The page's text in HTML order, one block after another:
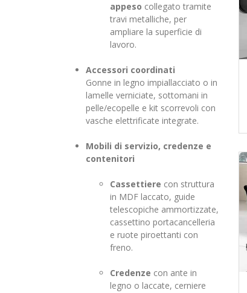
appeso collegato tramite
travi metalliche, per
ampliare la superficie di
lavoro.
Accessori coordinati
Gonne in legno impiallacciato o in
lamelle verniciate, sottomani in
pelle/ecopelle e kit scorrevoli con
vasche elettrificate integrate.
Mobili di servizio, credenze e
contenitori
Cassettiere con struttura
in MDF laccato, guide
telescopiche ammortizzate,
cassettino portacancelleria
e ruote piroettanti con
freno.
Credenze con ante in
legno o laccate, cerniere